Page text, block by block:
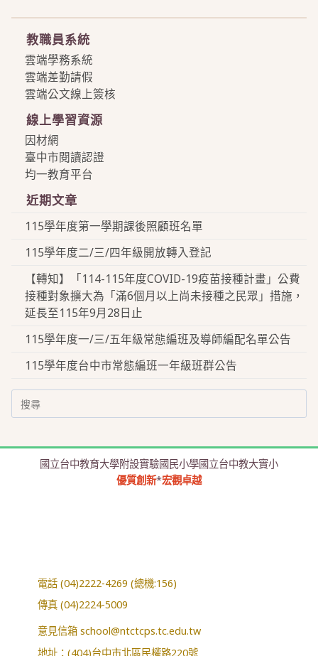
教職員系統
雲端學務系統
雲端差勤請假
雲端公文線上簽核
線上學習資源
因材網
臺中市閱讀認證
均一教育平台
近期文章
115學年度第一學期課後照顧班名單
115學年度二/三/四年級開放轉入登記
【轉知】「114-115年度COVID-19疫苗接種計畫」公費
接種對象擴大為「滿6個月以上尚未接種之民眾」措施，
延長至115年9月28日止
115學年度一/三/五年級常態編班及導師編配名單公告
115學年度台中市常態編班一年級班群公告
Search
for:
國立台中教育大學附設實驗國民小學國立台中教大實小
優質創新*宏觀卓越
電話 (04)2222-4269 (總機:156)
傳真 (04)2224-5009
意見信箱school@ntctcps.tc.edu.tw
地址：(404)台中市北區民權路220號